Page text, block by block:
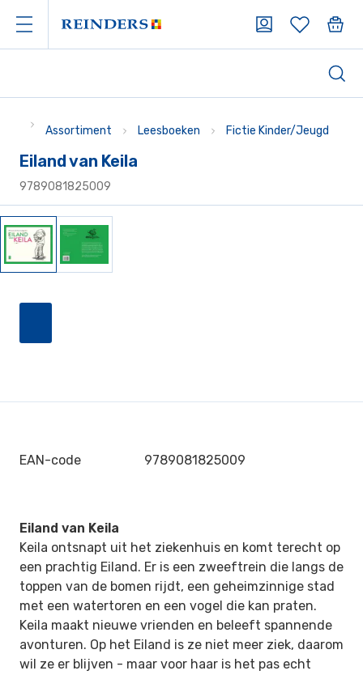
Assortiment Leesboeken Fictie Kinder/Jeugd
Eiland van Keila
9789081825009
EAN-code 9789081825009
Eiland van Keila
Keila ontsnapt uit het ziekenhuis en komt terecht op
een prachtig Eiland. Er is een zweeftrein die langs de
toppen van de bomen rijdt, een geheimzinnige stad
met een watertoren en een vogel die kan praten.
Keila maakt nieuwe vrienden en beleeft spannende
avonturen. Op het Eiland is ze niet meer ziek, daarom
wil ze er blijven - maar voor haar is het pas echt